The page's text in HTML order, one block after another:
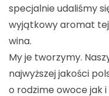
specjalnie udaliśmy
wyjątkowy aromat
wina.
My je tworzymy.
najwyższej jakości
o rodzime owoce jak